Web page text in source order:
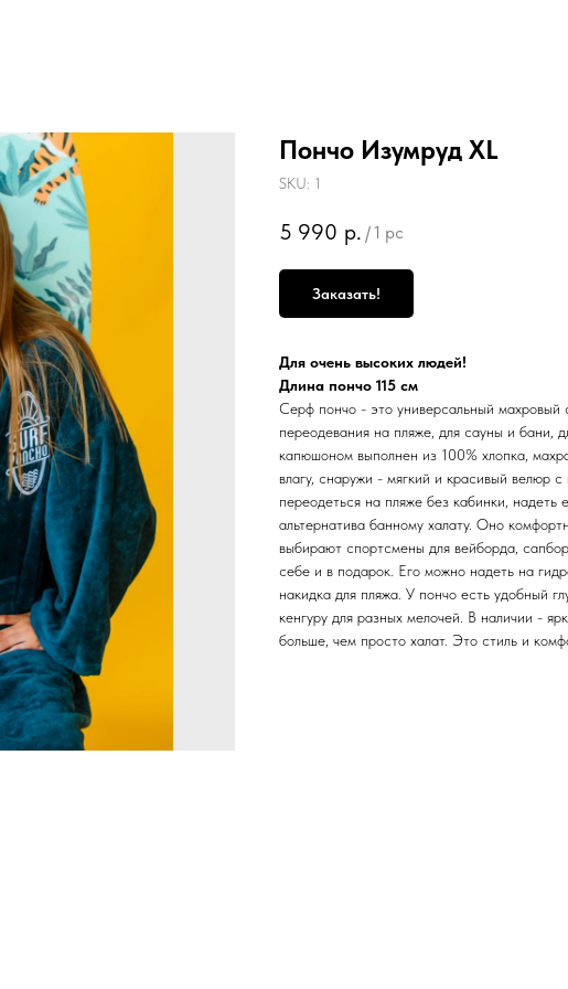
Пончо Изумруд XL
SKU: 1
5 990 р. / 1 pc
Заказать!
Для очень высоких людей!
Длина пончо 115 см
Серф пончо - это универсальный махровый
переодевания на пляже, для сауны и бани,
капюшоном выполнен из 100% хлопка,
влагу, снаружи - мягкий и красивый велюр
переодеться на пляже без кабинки, надеть
альтернатива банному халату. Оно
выбирают спортсмены для вейборда,
себе и в подарок. Его можно надеть на
накидка для пляжа. У пончо есть удобный
кенгуру для разных мелочей. В наличии -
больше, чем просто халат. Это стиль и